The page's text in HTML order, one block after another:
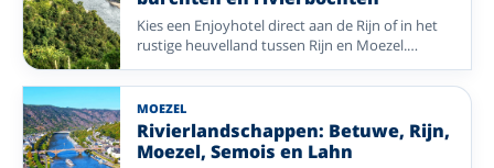
Kies een Enjoyhotel direct aan de Rijn of in het
rustige heuvelland tussen Rijn en Moezel.
Verken de Loreley, Koblenz, Boppard en
imposante burchten.
MOEZEL
Rivierlandschappen: Betuwe, Rijn,
Moezel, Semois en Lahn